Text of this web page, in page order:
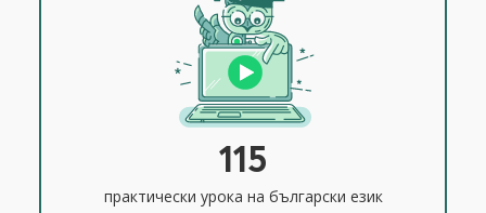
115
практически урока на български език